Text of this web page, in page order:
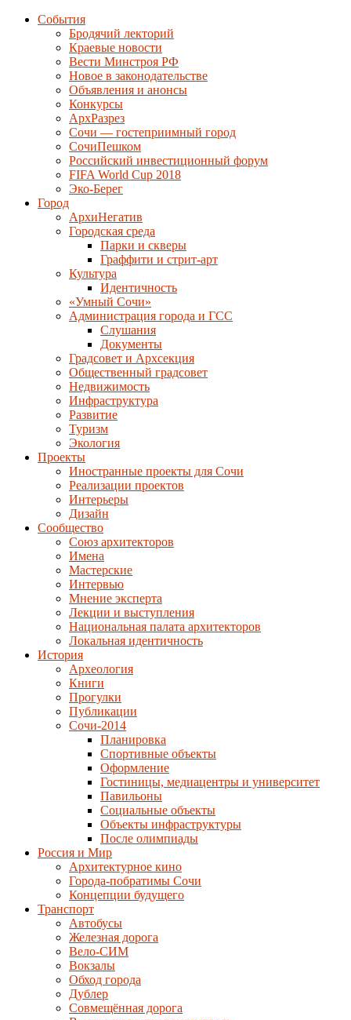
События
Бродячий лекторий
Краевые новости
Вести Минстроя РФ
Новое в законодательстве
Объявления и анонсы
Конкурсы
АрхРазрез
Сочи — гостеприимный город
СочиПешком
Российский инвестиционный форум
FIFA World Cup 2018
Эко-Берег
Город
АрхиНегатив
Городская среда
Парки и скверы
Граффити и стрит-арт
Культура
Идентичность
«Умный Сочи»
Администрация города и ГСС
Слушания
Документы
Градсовет и Архсекция
Общественный градсовет
Недвижимость
Инфраструктура
Развитие
Туризм
Экология
Проекты
Иностранные проекты для Сочи
Реализации проектов
Интерьеры
Дизайн
Сообщество
Союз архитекторов
Имена
Мастерские
Интервью
Мнение эксперта
Лекции и выступления
Национальная палата архитекторов
Локальная идентичность
История
Археология
Книги
Прогулки
Публикации
Сочи-2014
Планировка
Спортивные объекты
Оформление
Гостиницы, медиацентры и университет
Павильоны
Социальные объекты
Объекты инфраструктуры
После олимпиады
Россия и Мир
Архитектурное кино
Города-побратимы Сочи
Концепции будущего
Транспорт
Автобусы
Железная дорога
Вело-СИМ
Вокзалы
Обход города
Дублер
Совмещённая дорога